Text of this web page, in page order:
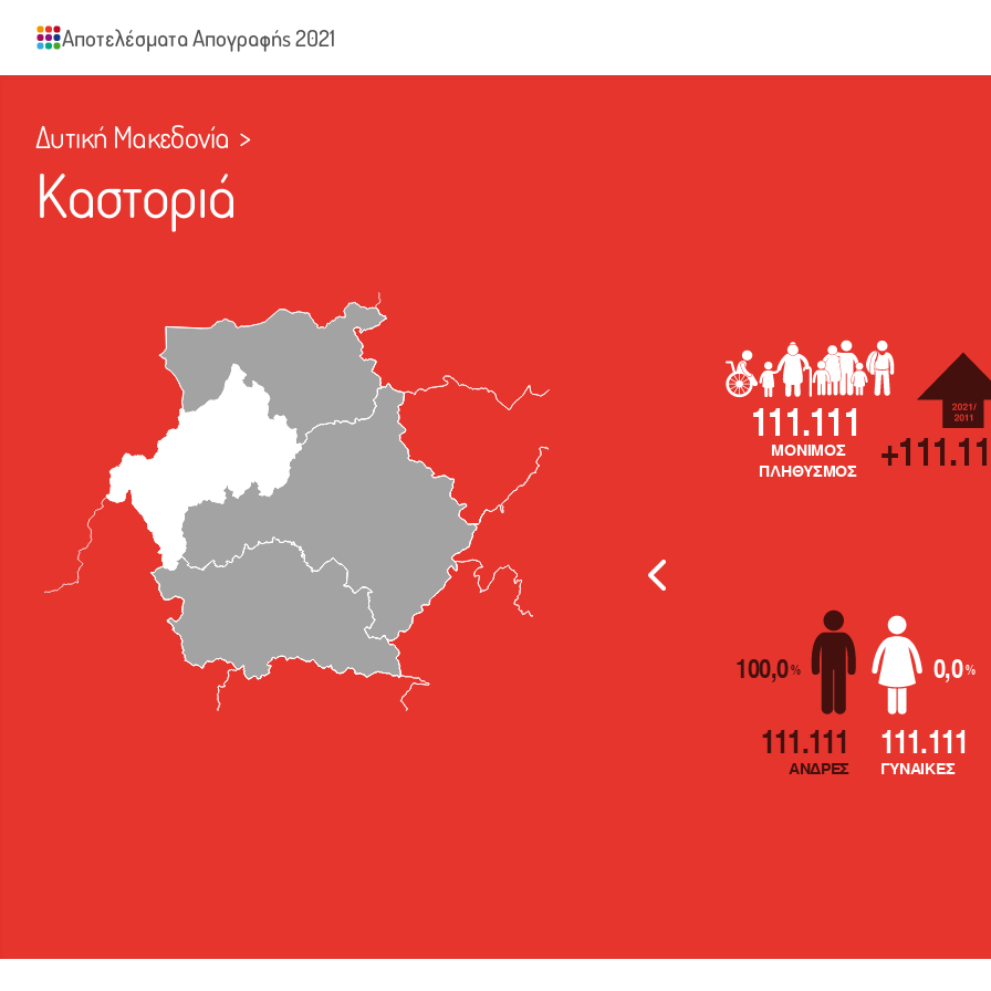
Αποτελέσματα Απογραφής 2021
Δυτική Μακεδονία >
Καστοριά
Επόμενα
111.111
ΜΟΝΙΜΟΣ
ΠΛΗΘΥΣΜΟΣ
ΑΝΔΡΕΣ ΓΥΝΑΙΚΕΣ
111.111 111.111
100,0% 0,0%